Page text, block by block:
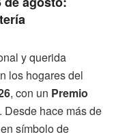
y querida
los hogares del
, con un Premio
. Desde hace más de
símbolo de